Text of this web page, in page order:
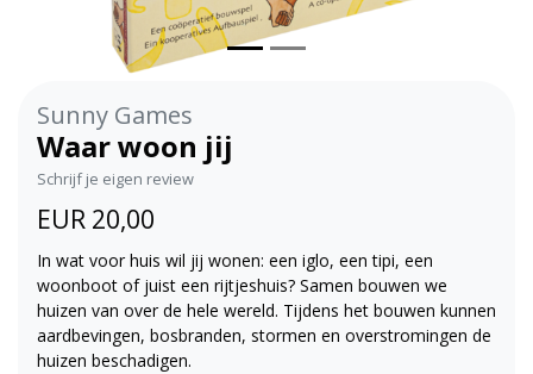
Sunny Games
Waar woon jij
Schrijf je eigen review
EUR 20,00
In wat voor huis wil jij wonen: een iglo, een tipi, een
woonboot of juist een rijtjeshuis? Samen bouwen we
huizen van over de hele wereld. Tijdens het bouwen kunnen
aardbevingen, bosbranden, stormen en overstromingen de
huizen beschadigen.